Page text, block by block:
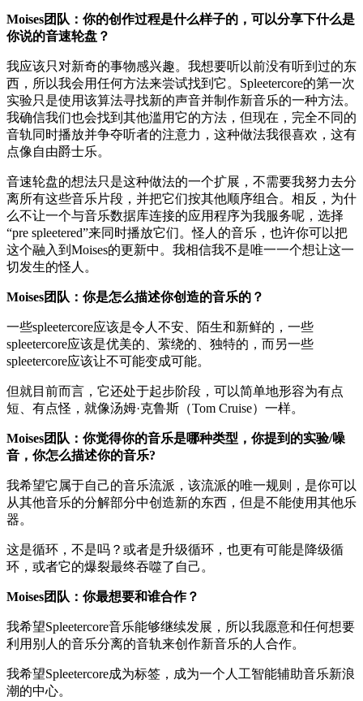
Moises团队：你的创作过程是什么样子的，可以分享下什么是
你说的音速轮盘？
我应该只对新奇的事物感兴趣。我想要听以前没有听到过的东
西，所以我会用任何方法来尝试找到它。Spleetercore的第一次
实验只是使用该算法寻找新的声音并制作新音乐的一种方法。
我确信我们也会找到其他滥用它的方法，但现在，完全不同的
音轨同时播放并争夺听者的注意力，这种做法我很喜欢，这有
点像自由爵士乐。
音速轮盘的想法只是这种做法的一个扩展，不需要我努力去分
离所有这些音乐片段，并把它们按其他顺序组合。相反，为什
么不让一个与音乐数据库连接的应用程序为我服务呢，选择
“pre spleetered”来同时播放它们。怪人的音乐，也许你可以把
这个融入到Moises的更新中。我相信我不是唯一一个想让这一
切发生的怪人。
Moises团队：你是怎么描述你创造的音乐的？
一些spleetercore应该是令人不安、陌生和新鲜的，一些
spleetercore应该是优美的、萦绕的、独特的，而另一些
spleetercore应该让不可能变成可能。
但就目前而言，它还处于起步阶段，可以简单地形容为有点
短、有点怪，就像汤姆·克鲁斯（Tom Cruise）一样。
Moises团队：你觉得你的音乐是哪种类型，你提到的实验/噪
音，你怎么描述你的音乐?
我希望它属于自己的音乐流派，该流派的唯一规则，是你可以
从其他音乐的分解部分中创造新的东西，但是不能使用其他乐
器。
这是循环，不是吗？或者是升级循环，也更有可能是降级循
环，或者它的爆裂最终吞噬了自己。
Moises团队：你最想要和谁合作？
我希望Spleetercore音乐能够继续发展，所以我愿意和任何想要
利用别人的音乐分离的音轨来创作新音乐的人合作。
我希望Spleetercore成为标签，成为一个人工智能辅助音乐新浪
潮的中心。